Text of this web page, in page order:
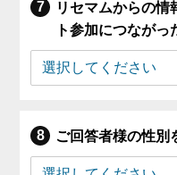
リセマムからの情
ト参加につながっ
ご回答者様の性別